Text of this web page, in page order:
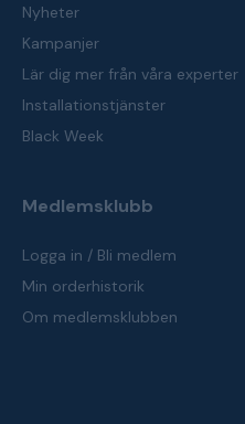
Nyheter
Kampanjer
Lär dig mer från våra experter
Installationstjänster
Black Week
Medlemsklubb
Logga in / Bli medlem
Min orderhistorik
Om medlemsklubben